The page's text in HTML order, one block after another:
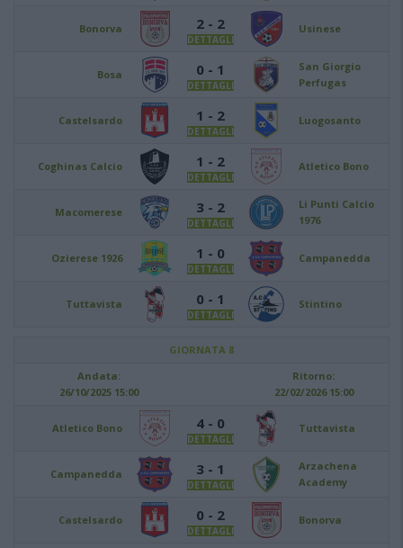
Bonorva 2 - 2
DETTAGLI
Usinese
Bosa 0 - 1
DETTAGLI
San Giorgio
Perfugas
Castelsardo 1 - 2
DETTAGLI
Luogosanto
Coghinas Calcio 1 - 2
DETTAGLI
Atletico Bono
Macomerese 3 - 2
DETTAGLI
Li Punti Calcio
1976
Ozierese 1926 1 - 0
DETTAGLI
Campanedda
Tuttavista 0 - 1
DETTAGLI
Stintino
GIORNATA 8
Andata:
26/10/2025 15:00
Ritorno:
22/02/2026 15:00
Atletico Bono 4 - 0
DETTAGLI
Tuttavista
Campanedda 3 - 1
DETTAGLI
Arzachena
Academy
Castelsardo 0 - 2
DETTAGLI
Bonorva